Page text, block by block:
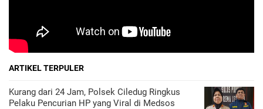
ARTIKEL TERPULER
Kurang dari 24 Jam, Polsek Ciledug Ringkus
Pelaku Pencurian HP yang Viral di Medsos